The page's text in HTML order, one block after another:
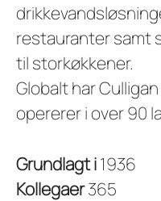
restauranter samt
til storkøkkener.
Globalt har
opererer i over 90
Grundlagt i1936
Kollegaer365